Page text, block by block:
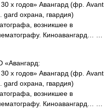
х годов» Авангард (фр. Avant
охрана, гвардия)
возникшее в
Киноавангард… …
«Авангард:
х годов» Авангард (фр. Avant
охрана, гвардия)
возникшее в
Киноавангард… …